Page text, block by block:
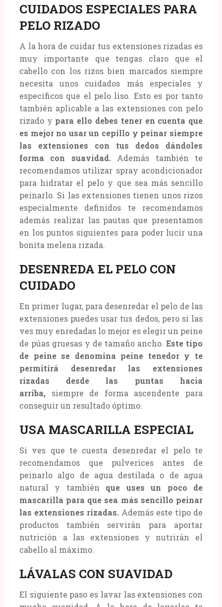
CUIDADOS ESPECIALES PARA
PELO RIZADO
A la hora de cuidar tus extensiones rizadas es
muy importante que tengas claro que el
cabello con los rizos bien marcados siempre
necesita unos cuidados más especiales y
específicos que el pelo liso. Esto es por tanto
también aplicable a las extensiones con pelo
rizado y para ello debes tener en cuenta que
es mejor no usar un cepillo y peinar siempre
las extensiones con tus dedos dándoles
forma con suavidad.Además también te
recomendamos utilizar spray acondicionador
para hidratar el pelo y que sea más sencillo
peinarlo. Si las extensiones tienen unos rizos
especialmente definidos te recomendamos
además realizar las pautas que presentamos
en los puntos siguientes para poder lucir una
bonita melena rizada.
DESENREDA EL PELO CON
CUIDADO
En primer lugar, para desenredar el pelo de las
extensiones puedes usar tus dedos, pero si las
ves muy enredadas lo mejor es elegir un peine
de púas gruesas y de tamaño ancho.Este tipo
de peine se denomina peine tenedor y te
permitirá desenredar las extensiones
rizadas desde las puntas hacia
arriba,siempre de forma ascendente para
conseguir un resultado óptimo.
USA MASCARILLA ESPECIAL
Si ves que te cuesta desenredar el pelo te
recomendamos que pulverices antes de
peinarlo algo de agua destilada o de agua
natural y también que uses un poco de
mascarilla para que sea más sencillo peinar
las extensiones rizadas.Además este tipo de
productos también servirán para aportar
nutrición a las extensiones y nutrirán el
cabello al máximo.
LÁVALAS CON SUAVIDAD
El siguiente paso es lavar las extensiones con